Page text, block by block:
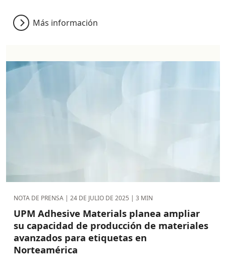
Más información
NOTA DE PRENSA | 24 DE JULIO DE 2025 | 3 MIN
UPM Adhesive Materials planea ampliar
su capacidad de producción de materiales
avanzados para etiquetas en
Norteamérica